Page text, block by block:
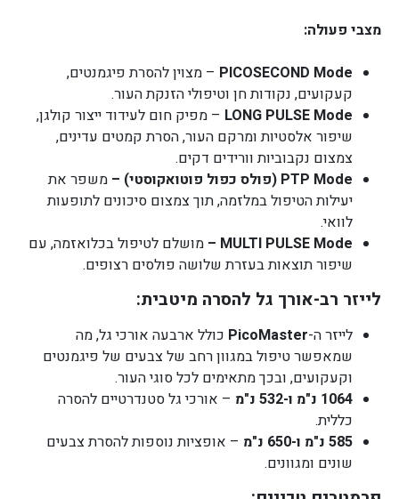
מצבי פעולה:
PICOSECOND Mode – מצוין להסרת פיגמנטים,
קעקועים, נקודות חן וטיפולי הזנקת העור.
LONG PULSE Mode – מפיק חום לעידוד ייצור קולגן,
שיפור אלסטיות ומרקם העור, הסרת קמטים עדינים,
צמצום נקבוביות וורידים דקים.
PTP Mode (פולס כפול פוטואקוסטי) –
משפר את
יעילות הטיפול במלזמה, תוך צמצום סיכונים לתופעות
לוואי.
MULTI PULSE Mode –
מושלם לטיפול בכלואזמה, עם
שיפור תוצאות בעזרת שלושה פולסים רצופים.
לייזר רב-אורך גל להסרה מיטבית:
לייזר ה-PicoMaster כולל ארבעה אורכי גל, מה
שמאפשר טיפול במגוון רחב של צבעים של פיגמנטים
וקעקועים, ובכך מתאימים לכל סוגי העור.
1064 נ"מ ו-532 נ"מ
– אורכי גל סטנדרטיים להסרה
כללית.
585 נ"מ ו-650 נ"מ
– אופציות נוספות להסרת צבעים
שונים ומגוונים.